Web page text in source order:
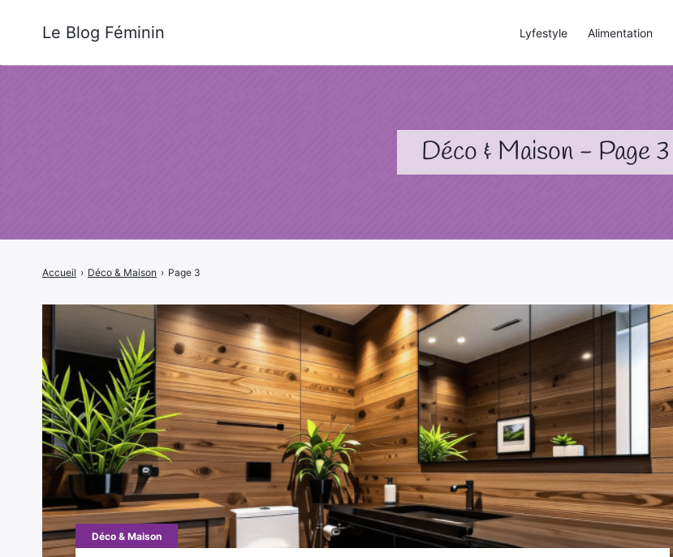
Déco & Maison - Page 3
Accueil › Déco & Maison › Page 3
Déco & Maison
Le Blog Féminin Lyfestyle Alimentation